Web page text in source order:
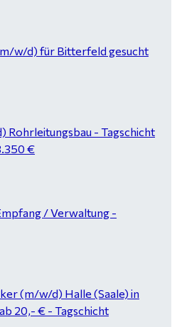
w/d) für Bitterfeld gesucht
- Tagschicht
€
/ Verwaltung -
(m/w/d) Halle (Saale) in
20,- € - Tagschicht